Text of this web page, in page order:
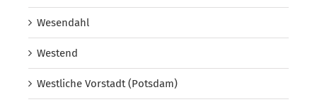
Wesendahl
Westend
Westliche Vorstadt (Potsdam)